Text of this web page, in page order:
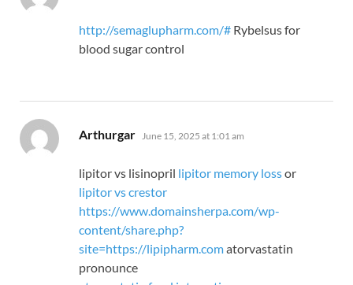
http://semaglupharm.com/# Rybelsus for
blood sugar control
Arthurgar says:
June 15, 2025 at 1:01 am
lipitor vs lisinopril lipitor memory lossor
lipitor vs crestor
https://www.domainsherpa.com/wp-
content/share.php?
site=https://lipipharm.comatorvastatin
pronounce